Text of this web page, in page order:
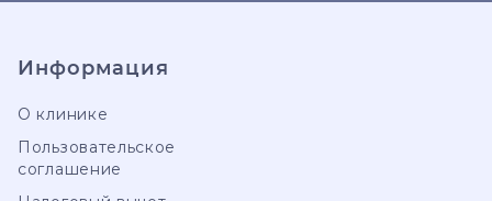
Информация
О клинике
Пользовательское
соглашение